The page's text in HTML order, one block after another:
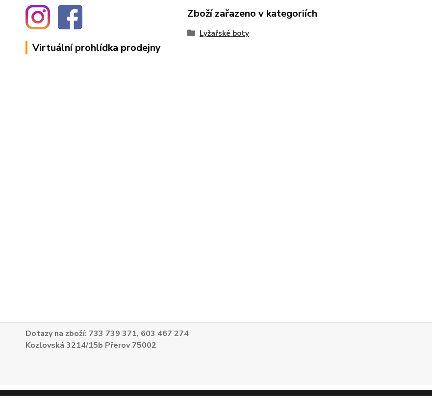
Virtuální prohlídka prodejny
Zboží zařazeno v kategoriích
Lyžařské boty
Dotazy na zboží: 733 739 371, 603 467 274
Kozlovská 3214/15b Přerov 75002